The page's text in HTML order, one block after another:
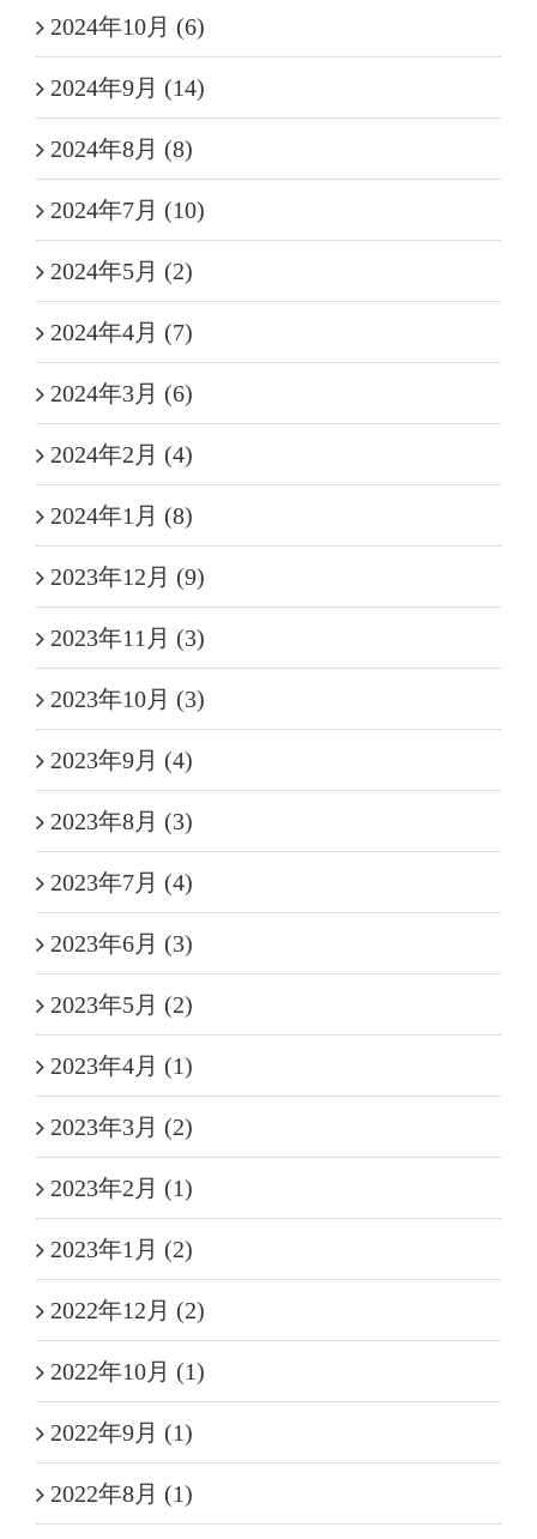
2024年10月 (6)
2024年9月 (14)
2024年8月 (8)
2024年7月 (10)
2024年5月 (2)
2024年4月 (7)
2024年3月 (6)
2024年2月 (4)
2024年1月 (8)
2023年12月 (9)
2023年11月 (3)
2023年10月 (3)
2023年9月 (4)
2023年8月 (3)
2023年7月 (4)
2023年6月 (3)
2023年5月 (2)
2023年4月 (1)
2023年3月 (2)
2023年2月 (1)
2023年1月 (2)
2022年12月 (2)
2022年10月 (1)
2022年9月 (1)
2022年8月 (1)